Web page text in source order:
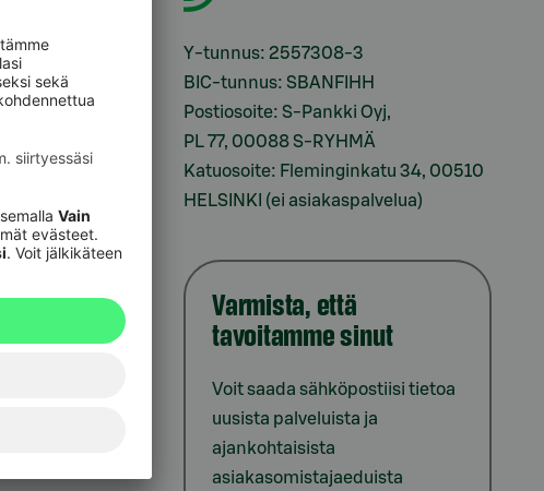
Y-tunnus: 2557308-3
BIC-tunnus: SBANFIHH
Postiosoite: S-Pankki Oyj,
PL 77, 00088 S-RYHMÄ
Katuosoite: Fleminginkatu 34, 00510
HELSINKI (ei asiakaspalvelua)
Varmista, että
tavoitamme sinut
Voit saada sähköpostiisi tietoa
uusista palveluista ja
ajankohtaisista
asiakasomistajaeduista